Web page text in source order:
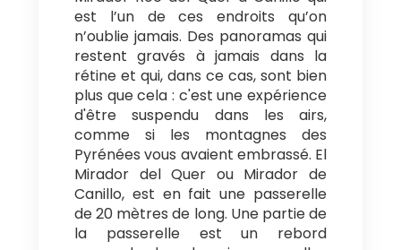
Mirador Roc del Quer à Canillo qui
est l’un de ces endroits qu’on
n’oublie jamais. Des panoramas qui
restent gravés à jamais dans la
rétine et qui, dans ce cas, sont bien
plus que cela : c'est une expérience
d'être suspendu dans les airs,
comme si les montagnes des
Pyrénées vous avaient embrassé. El
Mirador del Quer ou Mirador de
Canillo, est en fait une passerelle
de 20 mètres de long. Une partie de
la passerelle est un rebord